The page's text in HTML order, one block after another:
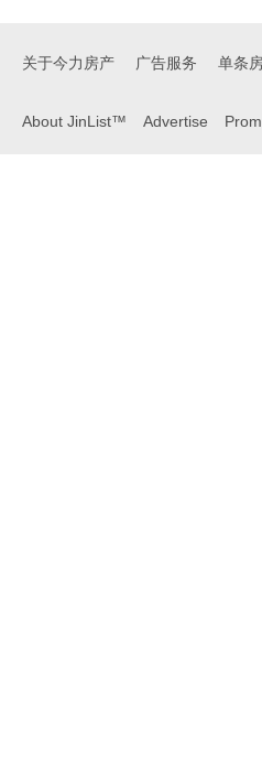
关于今力房产 广告服务 单条
About JinList™ Advertise